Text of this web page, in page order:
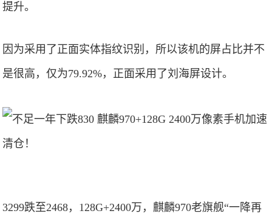
提升。
因为采用了正面实体指纹识别，所以该机的屏占比并不
是很高，仅为79.92%，正面采用了刘海屏设计。
3299跌至2468，128G+2400万，麒麟970老旗舰“一降再